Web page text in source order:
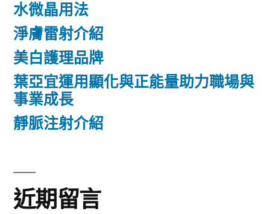
水微晶用法
淨膚雷射介紹
美白護理品牌
葉亞宜運用顯化與正能量助力職場與
事業成長
靜脈注射介紹
近期留言